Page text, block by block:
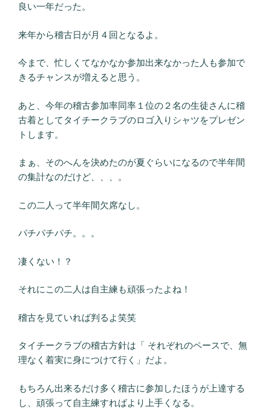
良い一年だった。
来年から稽古日が月４回となるよ。
今まで、忙しくてなかなか参加出来なかった人も参加で
きるチャンスが増えると思う。
あと、今年の稽古参加率同率１位の２名の生徒さんに稽
古着としてタイチークラブのロゴ入りシャツをプレゼン
トします。
まぁ、そのへんを決めたのが夏ぐらいになるので半年間
の集計なのだけど、、、。
この二人って半年間欠席なし。
パチパチパチ。。。
凄くない！？
それにこの二人は自主練も頑張ったよね！
稽古を見ていれば判るよ笑笑
タイチークラブの稽古方針は「 それぞれのペースで、無
理なく着実に身につけて行く」だよ。
もちろん出来るだけ多く稽古に参加したほうが上達する
し、頑張って自主練すればより上手くなる。